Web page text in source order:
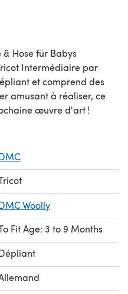
Hose für Babys
Intermédiaire par
et comprend des
amusant à réaliser, ce
œuvre d'art !
Woolly
Fit Age: 3 to 9 Months